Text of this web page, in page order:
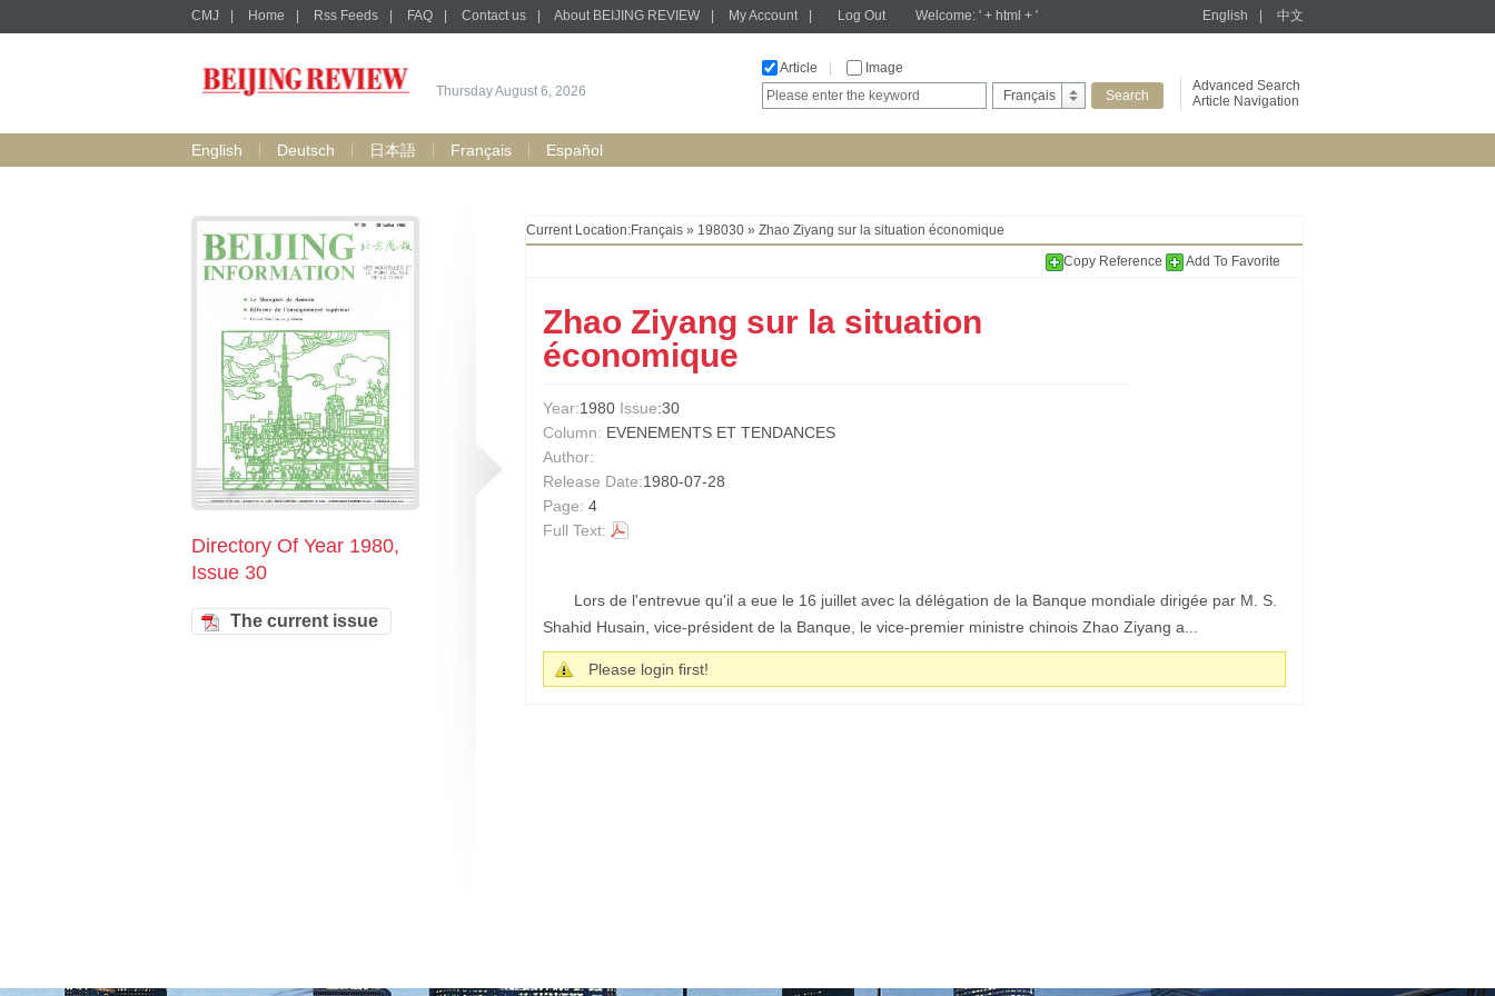
CMJ Home Rss Feeds FAQ Contact us About BEIJING REVIEW My Account Log OutWelcome: ' + html + ' English 中文
Thursday August 6, 2026
Article
Image
Français
Advanced Search
Article Navigation
English Deutsch 日本語 Français Español
Directory Of Year 1980,
Issue 30
The current issue
Current Location:Français » 198030 » Zhao Ziyang sur la situation économique
Copy Reference
Add To Favorite
Zhao Ziyang sur la situation
économique
Year:1980 Issue:30
Column: EVENEMENTS ET TENDANCES
Author:
Release Date:1980-07-28
Page: 4
Full Text:
Lors de l'entrevue qu'il a eue le 16 juillet avec la délégation de la Banque mondiale dirigée par M. S.
Shahid Husain, vice-président de la Banque, le vice-premier ministre chinois Zhao Ziyang a...
Please login first!